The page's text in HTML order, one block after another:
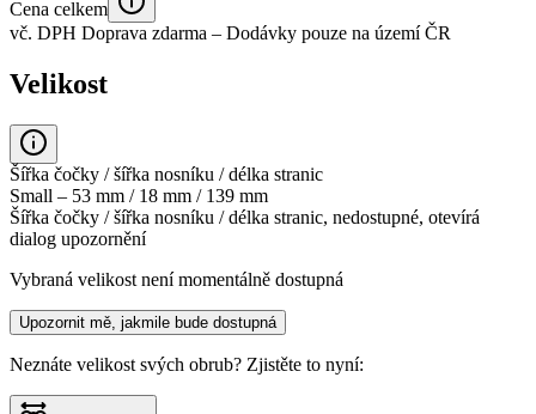
Cena celkem
vč. DPH Doprava zdarma – Dodávky pouze na území ČR
Velikost
Šířka čočky / šířka nosníku / délka stranic
Small – 53 mm / 18 mm / 139 mm
Šířka čočky / šířka nosníku / délka stranic, nedostupné, otevírá
dialog upozornění
Vybraná velikost není momentálně dostupná
Upozornit mě, jakmile bude dostupná
Neznáte velikost svých obrub? Zjistěte to nyní: